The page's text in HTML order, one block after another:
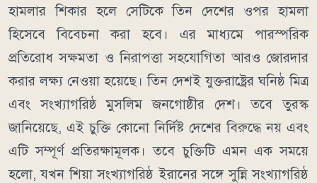
হামলার শিকার হলে সেটিকে তিন দেশের ওপর হামলা
হিসেবে বিবেচনা করা হবে। এর মাধ্যমে পারস্পরিক
প্রতিরোধ সক্ষমতা ও নিরাপত্তা সহযোগিতা আরও জোরদার
করার লক্ষ্য নেওয়া হয়েছে।তিন দেশই যুক্তরাষ্ট্রের ঘনিষ্ঠ মিত্র
এবং সংখ্যাগরিষ্ঠ মুসলিম জনগোষ্ঠীর দেশ। তবে তুরস্ক
জানিয়েছে, এই চুক্তি কোনো নির্দিষ্ট দেশের বিরুদ্ধে নয় এবং
এটি সম্পূর্ণ প্রতিরক্ষামূলক।তবে চুক্তিটি এমন এক সময়ে
হলো, যখন শিয়া সংখ্যাগরিষ্ঠ ইরানের সঙ্গে সুন্নি সংখ্যাগরিষ্ঠ